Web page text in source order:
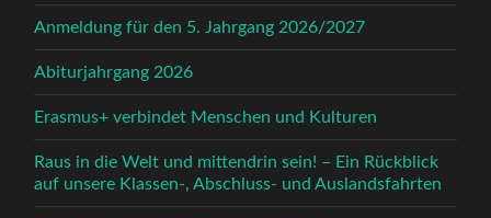
Anmeldung für den 5. Jahrgang 2026/2027
Abiturjahrgang 2026
Erasmus+ verbindet Menschen und Kulturen
Raus in die Welt und mittendrin sein! – Ein Rückblick
auf unsere Klassen-, Abschluss- und Auslandsfahrten